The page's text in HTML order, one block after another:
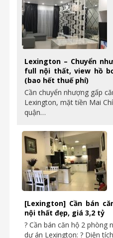
Lexington – Chuyển
full nội thất, view hồ
(bao hết thuế phí)
Cần chuyển nhượng gấp
Lexington, mặt tiền Mai
quận…
[Lexington] Cần bán
nội thất đẹp, giá 3,2 tỷ
? Cần bán căn hộ 2 phòng
dự án Lexington: ? Diện